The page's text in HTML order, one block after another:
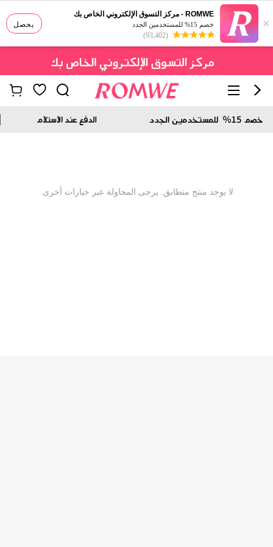
يحصل ×
ROMWE - مركز التسوق الإلكتروني الخاص بك
خصم 15% للمستخدمين الجدد
(93,402)
لا يوجد منتج متطابق. يرجى المحاولة عبر خيارات أخرى.